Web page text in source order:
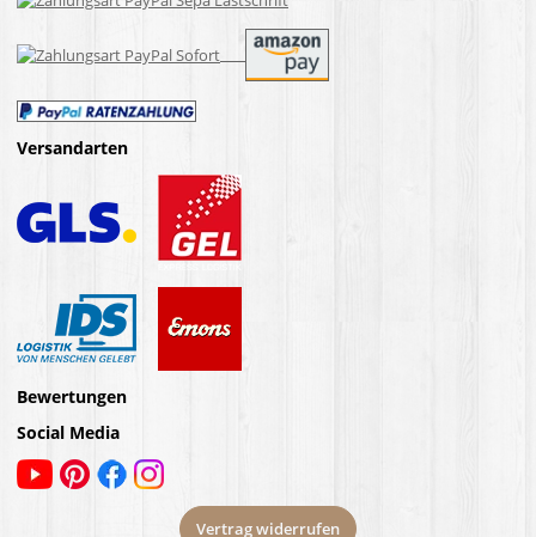
Versandarten
Bewertungen
Social Media
Vertrag widerrufen